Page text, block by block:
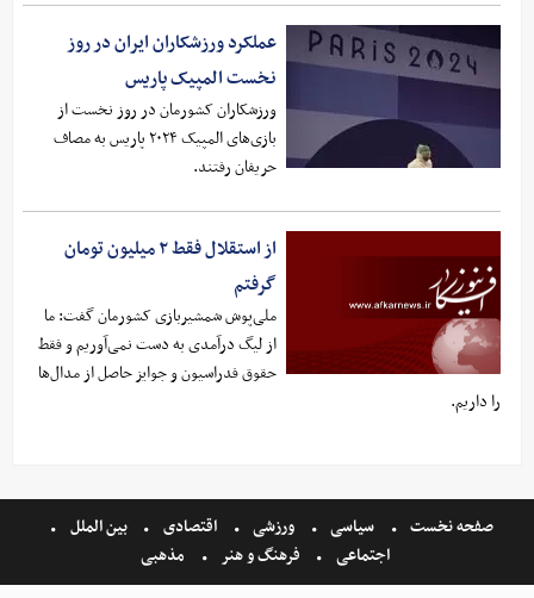
عملکرد ورزشکاران ایران در روز
نخست المپیک پاریس
ورزشکاران کشورمان در روز نخست از
بازی‌های المپیک ۲۰۲۴ پاریس به مصاف
حریفان رفتند.
از استقلال فقط ۲ میلیون تومان
گرفتم
ملی‌پوش شمشیربازی کشورمان گفت: ما
از لیگ درآمدی به دست نمی‌آوریم و فقط
حقوق فدراسیون و جوایز حاصل از مدال‌ها
را داریم.
صفحه نخست سیاسی ورزشی اقتصادی
بین الملل
اجتماعی
فرهنگ و هنر مذهبی